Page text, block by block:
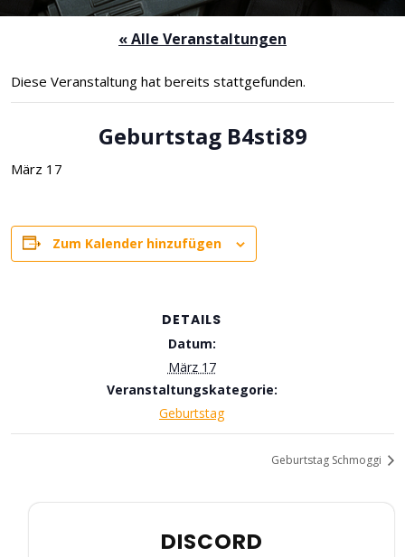
« Alle Veranstaltungen
Diese Veranstaltung hat bereits stattgefunden.
Geburtstag B4sti89
März 17
Zum Kalender hinzufügen
DETAILS
Datum:
März 17
Veranstaltungskategorie:
Geburtstag
Geburtstag Schmoggi
DISCORD